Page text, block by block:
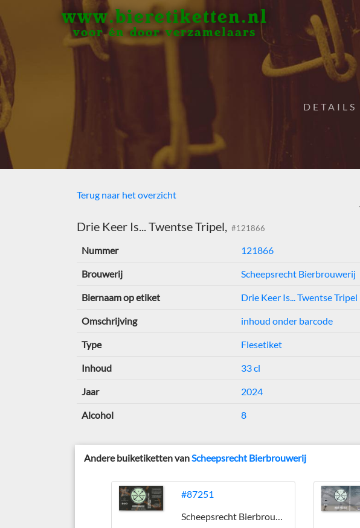
www.bieretiketten.nl
voor én door verzamelaars
Terug naar het overzicht
Drie Keer Is... Twentse Tripel, #121866
Nummer 121866
Brouwerij Scheepsrecht Bierbrouwerij
Biernaam op etiket Drie Keer Is... Twentse Tripel
Omschrijving inhoud onder barcode
Type Flesetiket
Inhoud 33 cl
Jaar 2024
Alcohol 8
Andere buiketiketten vanScheepsrecht Bierbrouwerij
#87251
Scheepsrecht Bierbrouwerij